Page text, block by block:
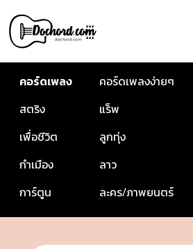
คอร์ดเพลง คอร์ดเพลงง่ายๆ
สตริง
แร็พ
เพื่อชีวิต
ลูกทุ่ง
กำเมือง
ลาว
การ์ตูน
ละคร/ภาพยนตร์